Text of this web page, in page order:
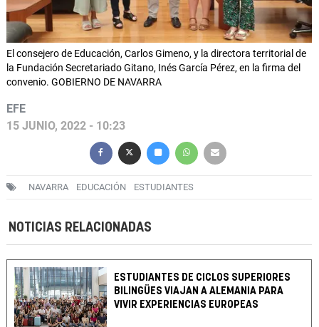
El consejero de Educación, Carlos Gimeno, y la directora territorial de
la Fundación Secretariado Gitano, Inés García Pérez, en la firma del
convenio. GOBIERNO DE NAVARRA
EFE
15 JUNIO, 2022 - 10:23
NAVARRA EDUCACIÓN ESTUDIANTES
NOTICIAS RELACIONADAS
ESTUDIANTES DE CICLOS SUPERIORES
BILINGÜES VIAJAN A ALEMANIA PARA
VIVIR EXPERIENCIAS EUROPEAS